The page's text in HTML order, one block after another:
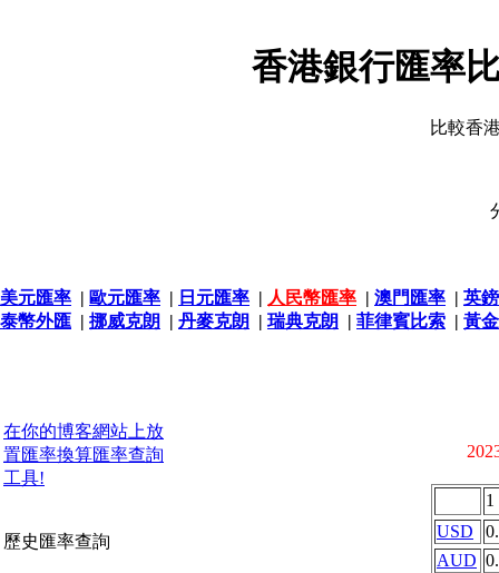
香港銀行匯率
比較香
美元匯率 | 歐元匯率 | 日元匯率 | 人民幣匯率 | 澳門匯率 | 英
泰幣外匯 | 挪威克朗 | 丹麥克朗 | 瑞典克朗 | 菲律賓比索 | 黃
在你的博客網站上放
置匯率換算匯率查詢
工具!
歷史匯率查詢
1
USD
AUD